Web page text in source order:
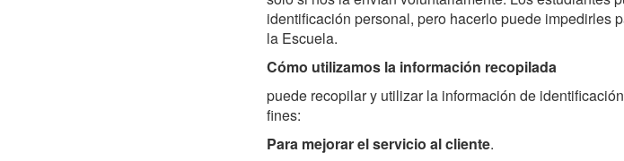
identificación personal, pero hacerlo puede impedirles
la Escuela.
Cómo utilizamos la información recopilada
puede recopilar y utilizar la información de
fines:
Para mejorar el servicio al cliente.